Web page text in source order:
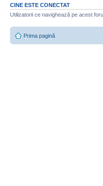
CINE ESTE CONECTAT
Utilizatorii ce navighează pe acest
Prima pagină